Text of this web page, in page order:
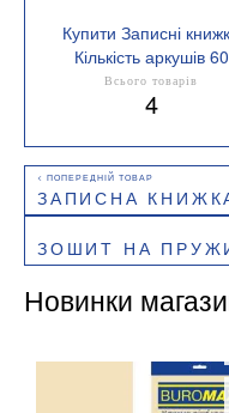
Купити Записні
Кількість аркушів 60
Всього товарів
4
ЗАПИСНА КНИЖКА
ЗОШИТ НА ПРУЖИНІ SPHERE А-4 80Л.,
Новинки